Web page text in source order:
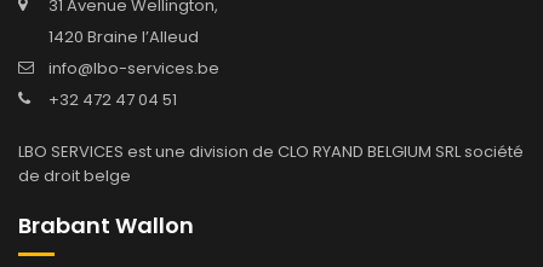
31 Avenue Wellington,
1420 Braine l’Alleud
info@lbo-services.be
+32 472 47 04 51
LBO SERVICES est une division de CLO RYAND BELGIUM SRL société
de droit belge
Brabant Wallon